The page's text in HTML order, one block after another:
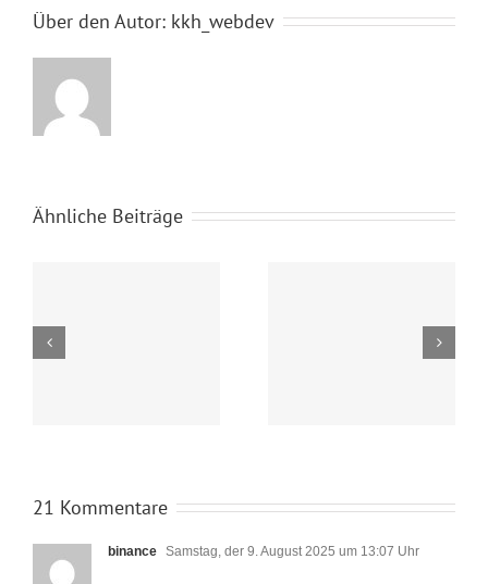
Über den Autor: kkh_webdev
Ähnliche Beiträge
Sommersemester
21 Kommentare
binance Samstag, der 9. August 2025 um 13:07 Uhr